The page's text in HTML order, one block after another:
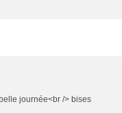
journée<br /> bises